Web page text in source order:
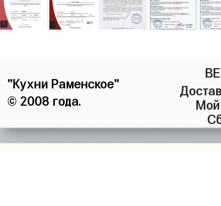
"Кухни Раменское"
© 2008 года.